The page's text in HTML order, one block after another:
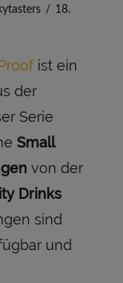
18.
ist ein
der
Serie
Small
von der
Drinks
sind
und